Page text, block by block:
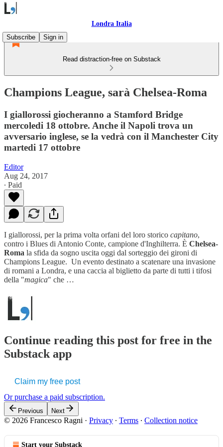
Londra Italia
Subscribe
Sign in
Read distraction-free on Substack
Champions League, sarà Chelsea-Roma
I giallorossi giocheranno a Stamford Bridge
mercoledi 18 ottobre. Anche il Napoli trova un
avversario inglese, se la vedrà con il Manchester City
martedi 17 ottobre
Editor
Aug 24, 2017
∙ Paid
I giallorossi, per la prima volta orfani del loro storico capitano,
contro i Blues di Antonio Conte, campione d'Inghilterra. È Chelsea-
Roma la sfida da sogno uscita oggi dal sorteggio dei gironi di
Champions League. Un evento destinato a scatenare una invasione
di romani a Londra, e una caccia al biglietto da parte di tutti i tifosi
della "magica" che …
Continue reading this post for free in the
Substack app
Claim my free post
Or purchase a paid subscription.
Previous Next
© 2026 Francesco Ragni · Privacy ∙ Terms ∙ Collection notice
Start your Substack